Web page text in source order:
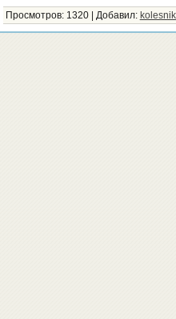
Просмотров: 1320 | Добавил: